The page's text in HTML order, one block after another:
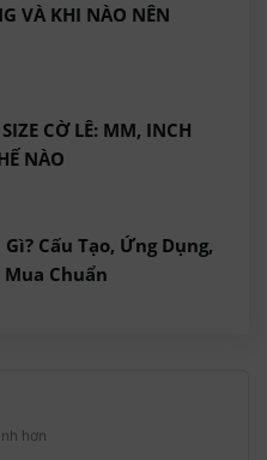
VÀ KHI NÀO NÊN
CỜ LÊ: MM, INCH
NÀO
Cấu Tạo, Ứng Dụng,
Mua Chuẩn
hơn